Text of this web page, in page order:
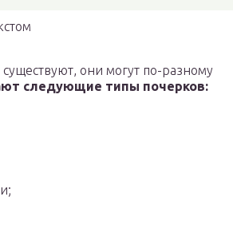
они могут по-разному
следующие типы почерков: